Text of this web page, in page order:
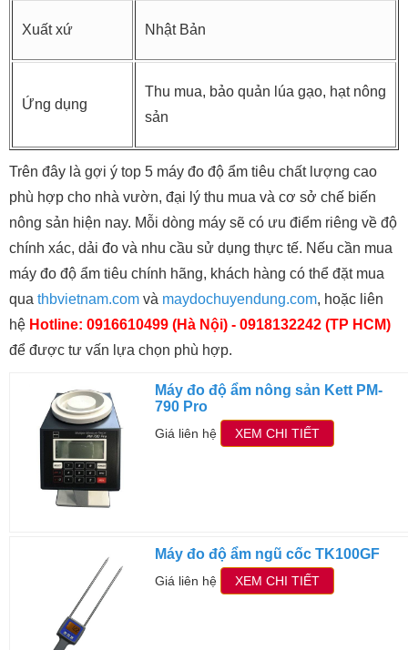
Xuất xứ Nhật Bản
Ứng dụng
Thu mua, bảo quản lúa gạo, hạt nông
sản
Trên đây là gợi ý top 5 máy đo độ ẩm tiêu chất lượng cao
phù hợp cho nhà vườn, đại lý thu mua và cơ sở chế biến
nông sản hiện nay. Mỗi dòng máy sẽ có ưu điểm riêng về độ
chính xác, dải đo và nhu cầu sử dụng thực tế. Nếu cần mua
máy đo độ ẩm tiêu chính hãng, khách hàng có thể đặt mua
qua thbvietnam.com và maydochuyendung.com, hoặc liên
hệ Hotline: 0916610499 (Hà Nội) - 0918132242 (TP HCM)
để được tư vấn lựa chọn phù hợp.
Máy đo độ ẩm nông sản Kett PM-
790 Pro
Giá liên hệ XEM CHI TIẾT
Máy đo độ ẩm ngũ cốc TK100GF
Giá liên hệ XEM CHI TIẾT